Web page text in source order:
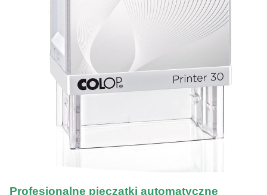
Profesjonalne pieczątki automatyczne